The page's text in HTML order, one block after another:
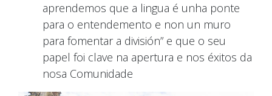
aprendemos que a lingua é unha ponte
para o entendemento e non un muro
para fomentar a división” e que o seu
papel foi clave na apertura e nos éxitos da
nosa Comunidade